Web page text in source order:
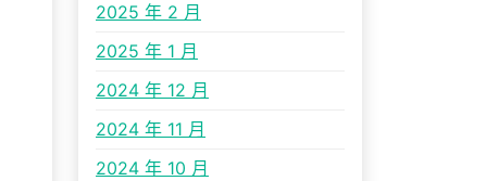
2025 年 2 月
2025 年 1 月
2024 年 12 月
2024 年 11 月
2024 年 10 月